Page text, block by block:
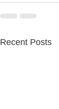
Recent Posts